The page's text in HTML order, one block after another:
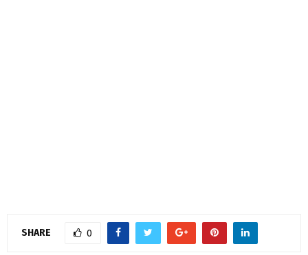
SHARE 0